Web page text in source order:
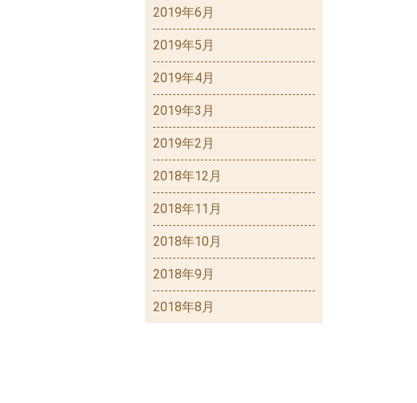
2019年6月
2019年5月
2019年4月
2019年3月
2019年2月
2018年12月
2018年11月
2018年10月
2018年9月
2018年8月